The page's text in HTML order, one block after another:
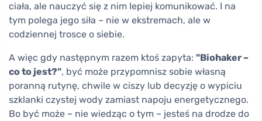
ciała, ale nauczyć się z nim lepiej komunikować. I na
tym polega jego siła – nie w ekstremach, ale w
codziennej trosce o siebie.
A więc gdy następnym razem ktoś zapyta: "Biohaker –
co to jest?", być może przypomnisz sobie własną
poranną rutynę, chwile w ciszy lub decyzję o wypiciu
szklanki czystej wody zamiast napoju energetycznego.
Bo być może – nie wiedząc o tym – jesteś na drodze do